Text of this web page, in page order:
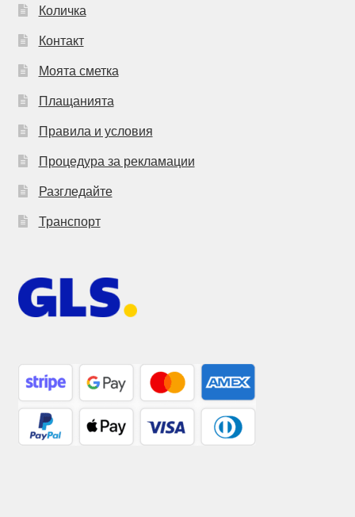
Количка
Контакт
Моята сметка
Плащанията
Правила и условия
Процедура за рекламации
Разгледайте
Транспорт